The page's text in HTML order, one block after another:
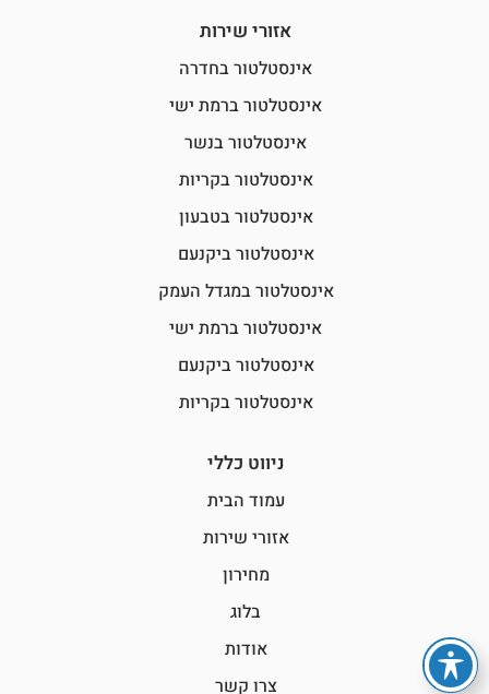
אזורי שירות
אינסטלטור בחדרה
אינסטלטור ברמת ישי
אינסטלטור בנשר
אינסטלטור בקריות
אינסטלטור בטבעון
אינסטלטור ביקנעם
אינסטלטור במגדל העמק
אינסטלטור ברמת ישי
אינסטלטור ביקנעם
אינסטלטור בקריות
ניווט כללי
עמוד הבית
אזורי שירות
מחירון
בלוג
אודות
צרו קשר